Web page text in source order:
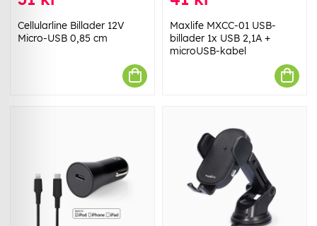
Cellularline Billader 12V
Micro-USB 0,85 cm
Maxlife MXCC-01 USB-
billader 1x USB 2,1A +
microUSB-kabel